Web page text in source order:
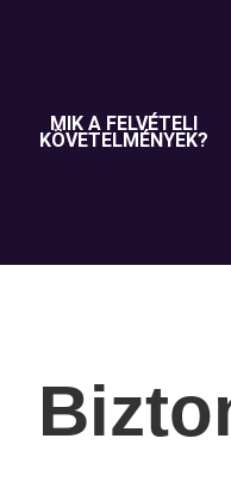
MIK A FELVÉTELI
KÖVETELMÉNYEK?